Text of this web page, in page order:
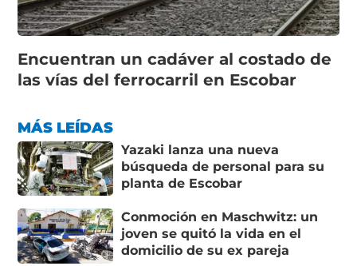
Encuentran un cadáver al costado de
las vías del ferrocarril en Escobar
MÁS LEÍDAS
Yazaki lanza una nueva
búsqueda de personal para su
planta de Escobar
Conmoción en Maschwitz: un
joven se quitó la vida en el
domicilio de su ex pareja